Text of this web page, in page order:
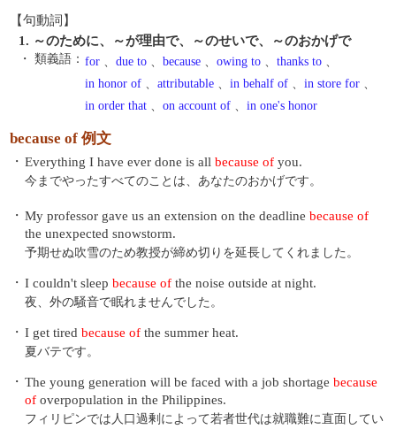
【句動詞】
1. ～のために、～が理由で、～のせいで、～のおかげで
・ 類義語： for 、 due to 、 because 、 owing to 、 thanks to 、
in honor of 、 attributable 、 in behalf of 、 in store for 、
in order that 、 on account of 、 in one's honor
because of 例文
・ Everything I have ever done is all because of you.
今までやったすべてのことは、あなたのおかげです。
・ My professor gave us an extension on the deadline because of
the unexpected snowstorm.
予期せぬ吹雪のため教授が締め切りを延長してくれました。
・ I couldn't sleep because of the noise outside at night.
夜、外の騒音で眠れませんでした。
・ I get tired because of the summer heat.
夏バテです。
・ The young generation will be faced with a job shortage because
of overpopulation in the Philippines.
フィリピンでは人口過剰によって若者世代は就職難に直面してい